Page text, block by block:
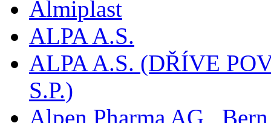
Almiplast
ALPA A.S.
ALPA A.S. (DŘÍVE
S.P.)
Alpen Pharma AG ,